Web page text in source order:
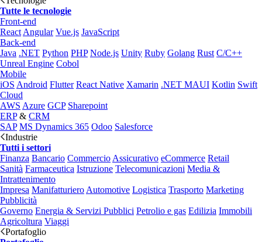
Tutte le tecnologie
Front-end
React Angular Vue.js JavaScript
Back-end
Java .NET Python PHP Node.js Unity Ruby Golang Rust C/C++
Unreal Engine Cobol
Mobile
iOS Android Flutter React Native Xamarin .NET MAUI Kotlin Swift
Cloud
AWS Azure GCP Sharepoint
ERP& CRM
SAP MS Dynamics 365 Odoo Salesforce
Industrie
Tutti i settori
Finanza Bancario Commercio Assicurativo eCommerce Retail
Sanità Farmaceutica Istruzione Telecomunicazioni Media &
Intrattenimento
Impresa Manifatturiero Automotive Logistica Trasporto Marketing
Pubblicità
Governo Energia & Servizi Pubblici Petrolio e gas Edilizia Immobili
Agricoltura Viaggi
Portafoglio